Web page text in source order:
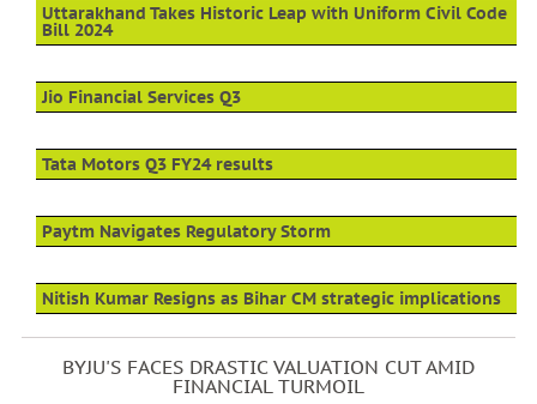
Uttarakhand Takes Historic Leap with Uniform Civil Code
Bill 2024
Jio Financial Services Q3
Tata Motors Q3 FY24 results
Paytm Navigates Regulatory Storm
Nitish Kumar Resigns as Bihar CM strategic implications
BYJU'S FACES DRASTIC VALUATION CUT AMID
FINANCIAL TURMOIL